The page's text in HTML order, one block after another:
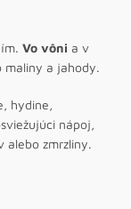
Vo vôni a v
maliny a jahody.
hydine,
nápoj,
alebo zmrzliny.